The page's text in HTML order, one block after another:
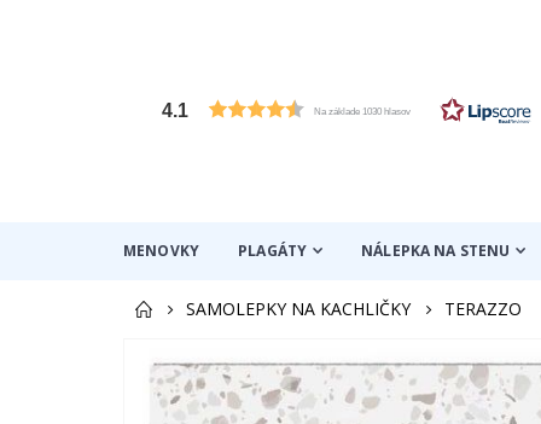
4.1 Na základe 1030 hlasov
MENOVKY PLAGÁTY NÁLEPKA NA STENU
SAMOLEPKY NA KACHLIČKY
TERAZZO
koniec